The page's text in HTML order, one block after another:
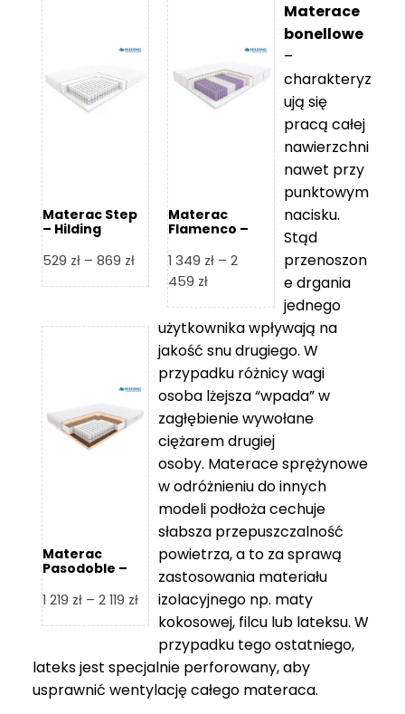
Materac Step
– Hilding
529 zł – 869 złZakres
cen:
529 zł
do
869 zł
Materac
Flamenco –
1 349 zł – 2
459 złZakres
od
1
349 zł
2
459 zł
Materac
Pasodoble –
1 219 zł – 2 119 złZakres
cen:
1
219 zł
do
Materace
bonellowe
–
charakteryz
ują się
pracą całej
nawierzchni
nawet przy
punktowym
nacisku.
Stąd
przenoszon
e drgania
jednego
użytkownika wpływają na
jakość snu drugiego. W
przypadku różnicy wagi
osoba lżejsza “wpada” w
zagłębienie wywołane
ciężarem drugiej
osoby. Materace sprężynowe
w odróżnieniu do innych
modeli podłoża cechuje
słabsza przepuszczalność
powietrza, a to za sprawą
zastosowania materiału
izolacyjnego np. maty
kokosowej, filcu lub lateksu. W
przypadku tego ostatniego,
lateks jest specjalnie perforowany, aby
usprawnić wentylację całego materaca.